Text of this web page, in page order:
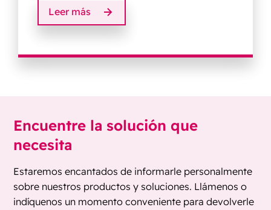
Leer más
Encuentre la solución que
necesita
Estaremos encantados de informarle personalmente
sobre nuestros productos y soluciones. Llámenos o
indíquenos un momento conveniente para devolverle